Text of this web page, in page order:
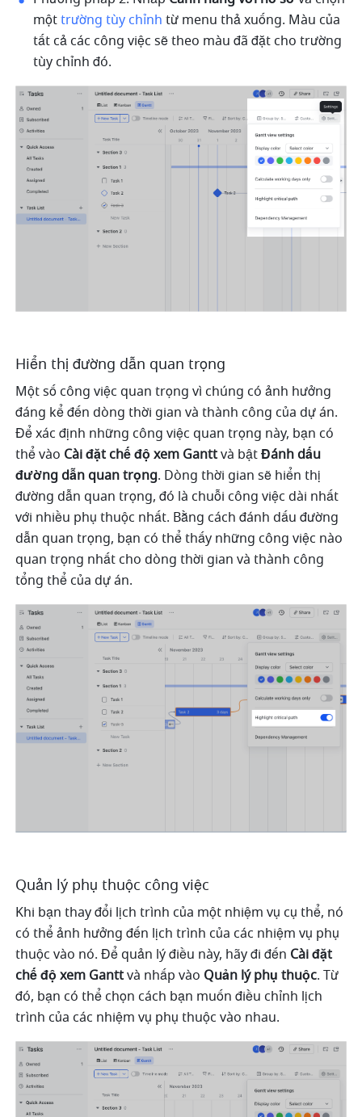
một trường tùy chỉnh từ menu thả xuống. Màu của
tất cả các công việc sẽ theo màu đã đặt cho trường
tùy chỉnh đó.
Hiển thị đường dẫn quan trọng
Một số công việc quan trọng vì chúng có ảnh hưởng
đáng kể đến dòng thời gian và thành công của dự án.
Để xác định những công việc quan trọng này, bạn có
thể vào Cài đặt chế độ xem Gantt và bật Đánh dấu
đường dẫn quan trọng. Dòng thời gian sẽ hiển thị
đường dẫn quan trọng, đó là chuỗi công việc dài nhất
với nhiều phụ thuộc nhất. Bằng cách đánh dấu đường
dẫn quan trọng, bạn có thể thấy những công việc nào
quan trọng nhất cho dòng thời gian và thành công
tổng thể của dự án.
Quản lý phụ thuộc công việc
Khi bạn thay đổi lịch trình của một nhiệm vụ cụ thể, nó
có thể ảnh hưởng đến lịch trình của các nhiệm vụ phụ
thuộc vào nó. Để quản lý điều này, hãy đi đến Cài đặt
chế độ xem Gantt và nhấp vào Quản lý phụ thuộc. Từ
đó, bạn có thể chọn cách bạn muốn điều chỉnh lịch
trình của các nhiệm vụ phụ thuộc vào nhau.